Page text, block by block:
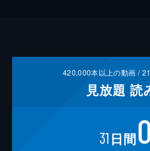
420,000本以上の動画 /
見放題 読
31 日間0